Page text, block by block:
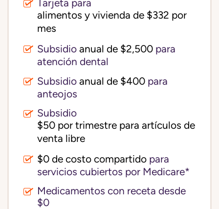
Tarjeta para
alimentos y vivienda de $332 por
mes
Subsidio anual de $2,500 para
atención dental
Subsidio anual de $400 para
anteojos
Subsidio
$50 por trimestre para artículos de
venta libre
$0 de costo compartido para
servicios cubiertos por Medicare*
Medicamentos con receta desde
$0